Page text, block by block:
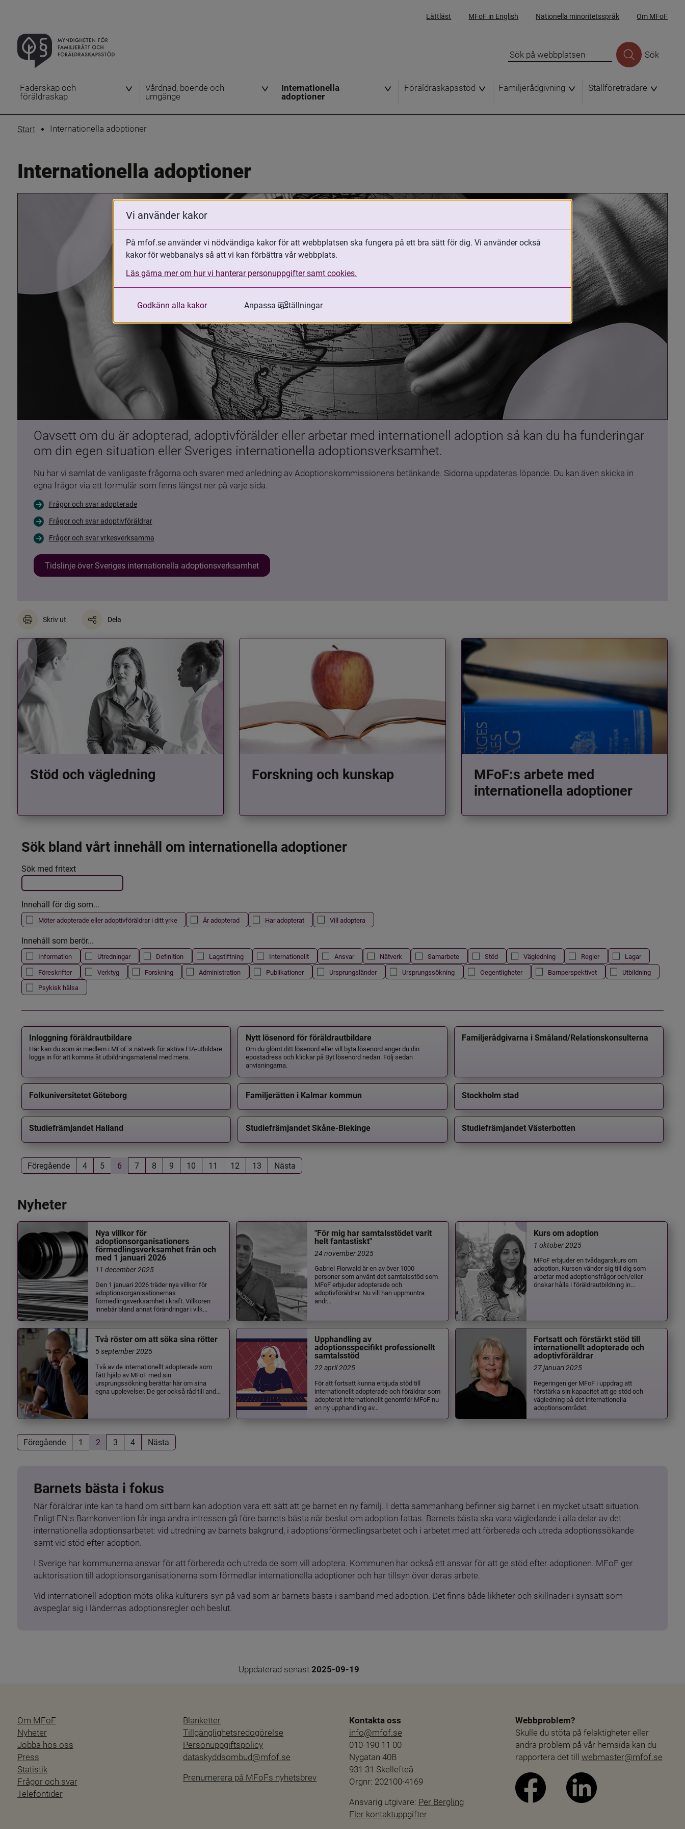
Lättläst MFoF in English Nationella minoritetsspråk Om MFoF
Sök
Faderskap och
föräldraskap
Vårdnad, boende och
umgänge
Internationella
adoptioner
Föräldraskapsstöd Familjerådgivning Ställföreträdare
Start Internationella adoptioner
Internationella adoptioner
Oavsett om du är adopterad, adoptivförälder eller arbetar med internationell adoption så kan du ha funderingar
om din egen situation eller Sveriges internationella adoptionsverksamhet.
Nu har vi samlat de vanligaste frågorna och svaren med anledning av Adoptionskommissionens betänkande. Sidorna uppdateras löpande. Du kan även skicka in
egna frågor via ett formulär som finns längst ner på varje sida.
Frågor och svar adopterade
Frågor och svar adoptivföräldrar
Frågor och svar yrkesverksamma
Tidslinje över Sveriges internationella adoptionsverksamhet
Skriv ut Dela
Stöd och vägledning Forskning och kunskap
MFoF:s arbete med
internationella adoptioner
Sök bland vårt innehåll om internationella adoptioner
Filtrera resultatet
Det här formuläret postas automatiskt
Sök med fritext
Innehåll för dig som...
Möter adopterade eller adoptivföräldrar i ditt yrke Är adopterad Har adopterat Vill adoptera
Innehåll som berör...
Information Utredningar Definition Lagstiftning Internationellt Ansvar Nätverk Samarbete Stöd Vägledning Regler
Lagar
Föreskrifter
Verktyg Forskning Administration Publikationer Ursprungsländer Ursprungssökning Oegentligheter Barnperspektivet
Utbildning
Psykisk hälsa
Inloggning föräldrautbildare
Här kan du som är medlem i MFoF:s nätverk för aktiva FIA-utbildare
logga in för att komma åt utbildningsmaterial med mera.
Nytt lösenord för föräldrautbildare
Om du glömt ditt lösenord eller vill byta lösenord anger du din
epostadress och klickar på Byt lösenord nedan. Följ sedan
anvisningarna.
Familjerådgivarna i Småland/Relationskonsulterna
Folkuniversitetet Göteborg Familjerätten i Kalmar kommun Stockholm stad
Studiefrämjandet Halland Studiefrämjandet Skåne-Blekinge Studiefrämjandet Västerbotten
Föregående 4 5 6 7 8 9 10 11 12 13 Nästa
Nyheter
Nya villkor för
adoptionsorganisationers
förmedlingsverksamhet från och
med 1 januari 2026
11 december 2025
Den 1 januari 2026 träder nya villkor för
adoptionsorganisationernas
förmedlingsverksamhet i kraft. Villkoren
innebär bland annat förändringar i vilk...
"För mig har samtalsstödet varit
helt fantastiskt"
24 november 2025
Gabriel Florwald är en av över 1000
personer som använt det samtalsstöd som
MFoF erbjuder adopterade och
adoptivföräldrar. Nu vill han uppmuntra
andr...
Kurs om adoption
1 oktober 2025
MFoF erbjuder en tvådagarskurs om
adoption. Kursen vänder sig till dig som
arbetar med adoptionsfrågor och/eller
önskar hålla i föräldrautbildning in...
Två röster om att söka sina rötter
5 september 2025
Två av de internationellt adopterade som
fått hjälp av MFoF med sin
ursprungssökning berättar här om sina
egna upplevelser. De ger också råd till and...
Upphandling av
adoptionsspecifikt professionellt
samtalsstöd
22 april 2025
För att fortsatt kunna erbjuda stöd till
internationellt adopterade och föräldrar som
adopterat internationellt genomför MFoF nu
en ny upphandling av...
Fortsatt och förstärkt stöd till
internationellt adopterade och
adoptivföräldrar
27 januari 2025
Regeringen ger MFoF i uppdrag att
förstärka sin kapacitet att ge stöd och
vägledning på det internationella
adoptionsområdet.
Föregående 1 2 3 4 Nästa
Barnets bästa i fokus
När föräldrar inte kan ta hand om sitt barn kan adoption vara ett sätt att ge barnet en ny familj. I detta sammanhang befinner sig barnet i en mycket utsatt situation.
Enligt FN:s Barnkonvention får inga andra intressen gå före barnets bästa när beslut om adoption fattas. Barnets bästa ska vara vägledande i alla delar av det
internationella adoptionsarbetet: vid utredning av barnets bakgrund, i adoptionsförmedlingsarbetet och i arbetet med att förbereda och utreda adoptionssökande
samt vid stöd efter adoption.
I Sverige har kommunerna ansvar för att förbereda och utreda de som vill adoptera. Kommunen har också ett ansvar för att ge stöd efter adoptionen. MFoF ger
auktorisation till adoptionsorganisationerna som förmedlar internationella adoptioner och har tillsyn över deras arbete.
Vid internationell adoption möts olika kulturers syn på vad som är barnets bästa i samband med adoption. Det finns både likheter och skillnader i synsätt som
avspeglar sig i ländernas adoptionsregler och beslut.
Uppdaterad senast 2025-09-19
Om MFoF
Nyheter
Jobba hos oss
Press
Statistik
Frågor och svar
Telefontider
Blanketter
Tillgänglighetsredogörelse
Personuppgiftspolicy
dataskyddsombud@mfof.se
Prenumerera på MFoFs nyhetsbrev
Kontakta oss
info@mfof.se
010-190 11 00
Nygatan 40B
931 31 Skellefteå
Orgnr: 202100-4169
Ansvarig utgivare: Per Bergling
Fler kontaktuppgifter
Webbproblem?
Skulle du stöta på felaktigheter eller
andra problem på vår hemsida kan du
rapportera det till webmaster@mfof.se
Vi använder kakor
På mfof.se använder vi nödvändiga kakor för att webbplatsen ska fungera på ett bra sätt för dig. Vi använder också
kakor för webbanalys så att vi kan förbättra vår webbplats.
Läs gärna mer om hur vi hanterar personuppgifter samt cookies.
Godkänn alla kakor Anpassa inställningar